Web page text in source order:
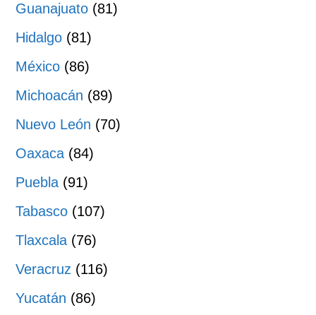
Guanajuato (81)
Hidalgo (81)
México (86)
Michoacán (89)
Nuevo León (70)
Oaxaca (84)
Puebla (91)
Tabasco (107)
Tlaxcala (76)
Veracruz (116)
Yucatán (86)